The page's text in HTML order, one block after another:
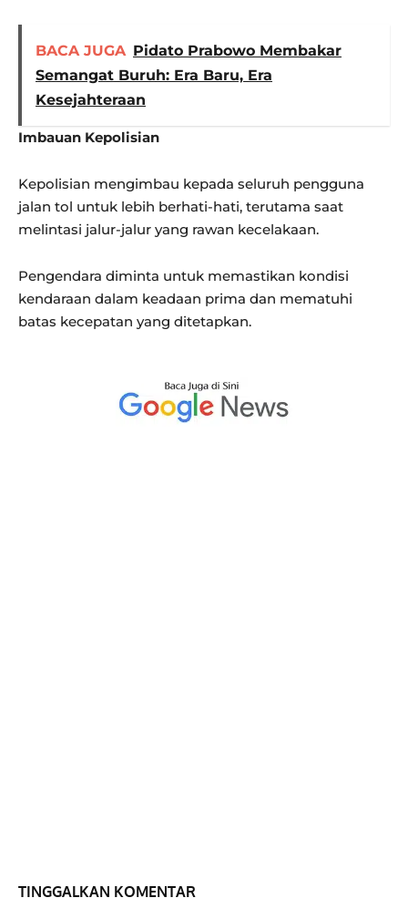
BACA JUGA Pidato Prabowo Membakar
Semangat Buruh: Era Baru, Era
Kesejahteraan
Imbauan Kepolisian
Kepolisian mengimbau kepada seluruh pengguna
jalan tol untuk lebih berhati-hati, terutama saat
melintasi jalur-jalur yang rawan kecelakaan.
Pengendara diminta untuk memastikan kondisi
kendaraan dalam keadaan prima dan mematuhi
batas kecepatan yang ditetapkan.
TINGGALKAN KOMENTAR